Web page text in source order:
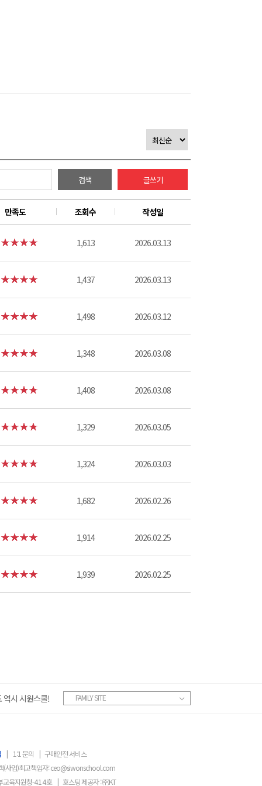
검색 글쓰기
만족도 조회수 작성일
1,613 2026.03.13
1,437 2026.03.13
1,498 2026.03.12
1,348 2026.03.08
1,408 2026.03.08
1,329 2026.03.05
1,324 2026.03.03
1,682 2026.02.26
1,914 2026.02.25
1,939 2026.02.25
역시 시원스쿨! FAMILY SITE
| 1:1 문의 | 구매안전 서비스
(사업)최고책임자:ceo@siwonschool.com
교육지원청-414호 | 호스팅 제공자 : ㈜KT